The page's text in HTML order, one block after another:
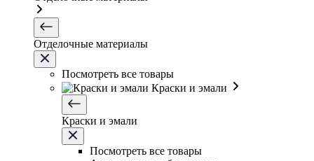
Отделочные материалы
Посмотреть все товары
Краски и эмали
Краски и эмали
Посмотреть все товары